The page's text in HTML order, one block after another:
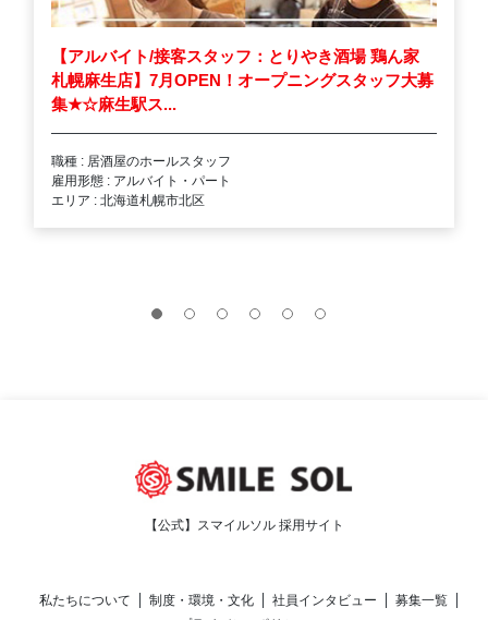
【アルバイト/接客スタッフ：とりやき酒場 鶏ん家
札幌麻生店】7月OPEN！オープニングスタッフ大募
集★☆麻生駅ス...
職種 : 居酒屋のホールスタッフ
雇用形態 : アルバイト・パート
エリア : 北海道札幌市北区
【公式】スマイルソル 採用サイト
私たちについて 制度・環境・文化 社員インタビュー
募集一覧